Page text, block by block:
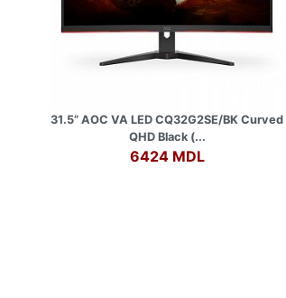
31.5” AOC VA LED CQ32G2SE/BK Curved
QHD Black (...
6424 MDL